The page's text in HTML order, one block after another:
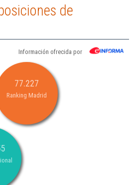
de
Información ofrecida por
77.227
Ranking Madrid